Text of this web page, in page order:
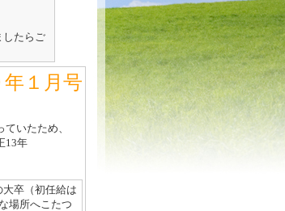
したらご
１月号
いたため、
13年
大卒 （初任給は
場所へこたつ